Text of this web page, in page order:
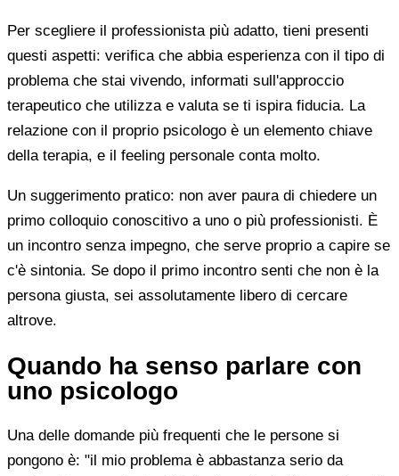
Per scegliere il professionista più adatto, tieni presenti
questi aspetti: verifica che abbia esperienza con il tipo di
problema che stai vivendo, informati sull'approccio
terapeutico che utilizza e valuta se ti ispira fiducia. La
relazione con il proprio psicologo è un elemento chiave
della terapia, e il feeling personale conta molto.
Un suggerimento pratico: non aver paura di chiedere un
primo colloquio conoscitivo a uno o più professionisti. È
un incontro senza impegno, che serve proprio a capire se
c'è sintonia. Se dopo il primo incontro senti che non è la
persona giusta, sei assolutamente libero di cercare
altrove.
Quando ha senso parlare con
uno psicologo
Una delle domande più frequenti che le persone si
pongono è: "il mio problema è abbastanza serio da